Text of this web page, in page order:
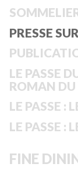
PRESSE
LE PASSE
ROMAN
LE PASSE :
LE PASSE :
FINE